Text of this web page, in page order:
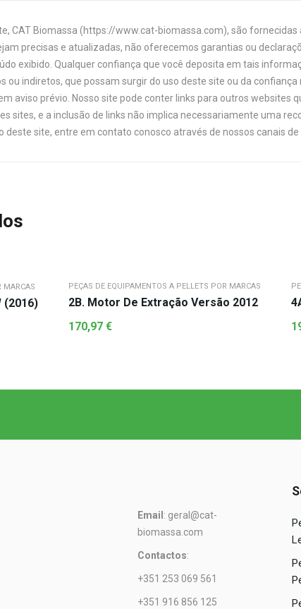
CAT Biomassa (https://www.cat-biomassa.com), são
precisas e atualizadas, não oferecemos garantias ou
exibido. Qualquer confiança que você deposita em tais
ou indiretos, que possam surgir do uso deste site ou da
aviso prévio. Nosso site pode conter links para outros websites
sites, e a inclusão de links não implica necessariamente uma
deste site, entre em contato conosco através de nossos canais de
MARCAS
(2016)
PEÇAS DE EQUIPAMENTOS A PELLETS POR MARCAS
2B. Motor De Extração Versão 2012
170,97 €
Email : geral@cat-
biomassa.com
Contactos:
+351 253 069 561
+351 916 856 125